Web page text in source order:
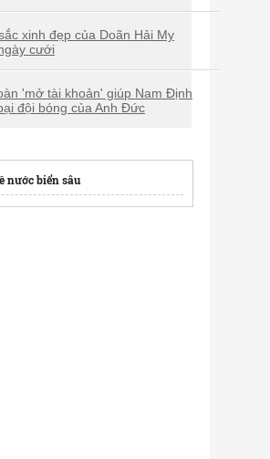
xinh đẹp của Doãn Hải My
cưới
'mở tài khoản' giúp Nam Định
đội bóng của Anh Đức
nước biển sâu